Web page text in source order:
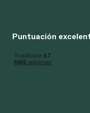
Puntuación